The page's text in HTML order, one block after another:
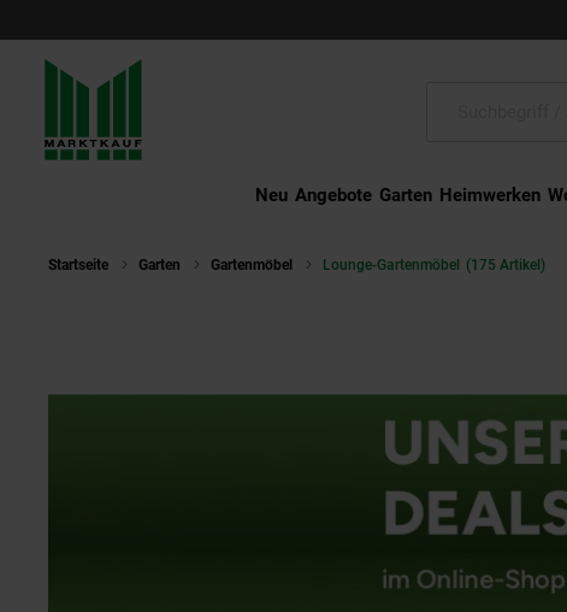
Neu Angebote Garten Heimwerken
Startseite Garten Gartenmöbel Lounge-Gartenmöbel (175 Artikel)